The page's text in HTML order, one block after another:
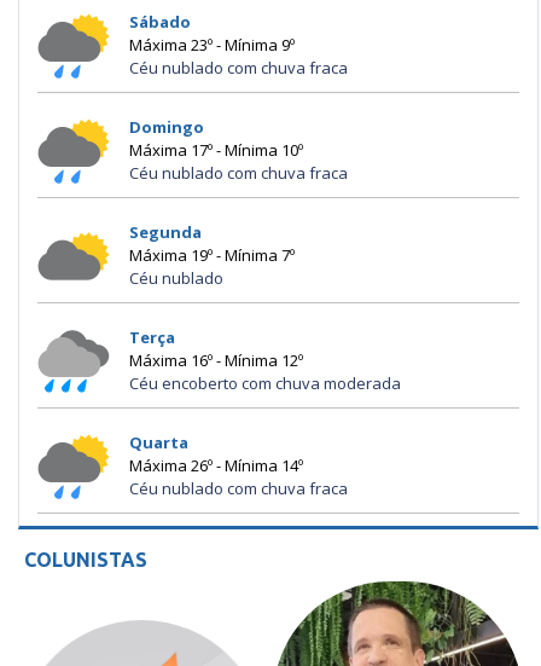
Sábado
Máxima 23º - Mínima 9º
Céu nublado com chuva fraca
Domingo
Máxima 17º - Mínima 10º
Céu nublado com chuva fraca
Segunda
Máxima 19º - Mínima 7º
Céu nublado
Terça
Máxima 16º - Mínima 12º
Céu encoberto com chuva moderada
Quarta
Máxima 26º - Mínima 14º
Céu nublado com chuva fraca
COLUNISTAS